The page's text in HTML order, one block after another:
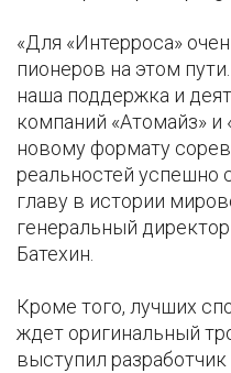
«Для «Интерроса»
пионеров на этом
наша поддержка и
компаний «Атомайз» и
новому формату
реальностей успешно
главу в истории
генеральный
Батехин.
Кроме того, лучших
ждет оригинальный
выступил